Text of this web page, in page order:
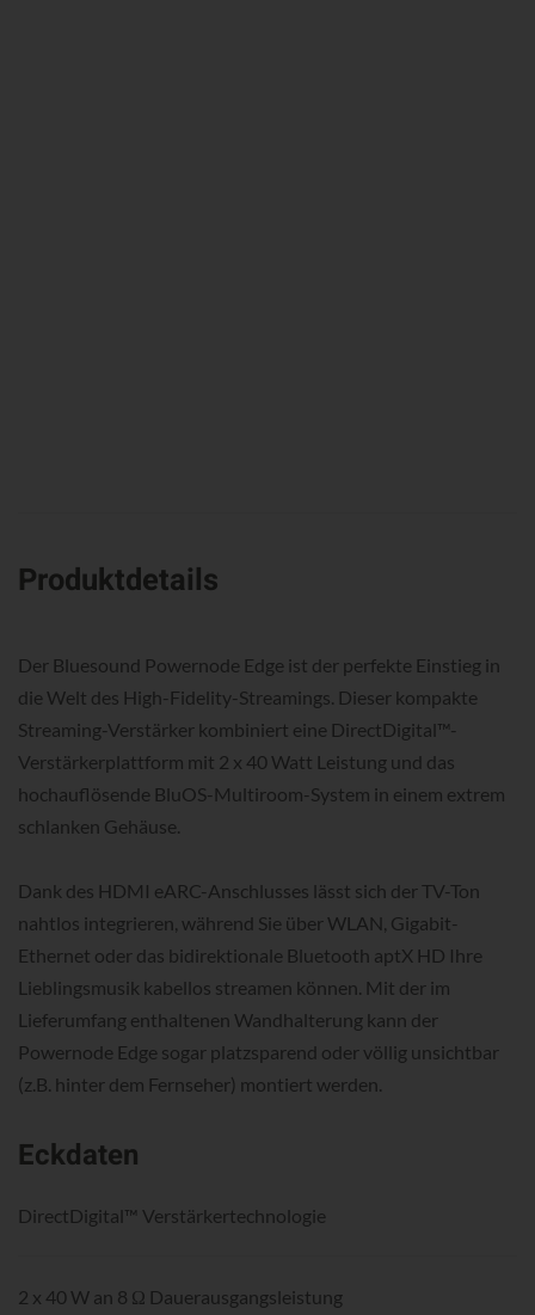
Produktdetails
Der Bluesound Powernode Edge ist der perfekte Einstieg in
die Welt des High-Fidelity-Streamings. Dieser kompakte
Streaming-Verstärker kombiniert eine DirectDigital™-
Verstärkerplattform mit 2 x 40 Watt Leistung und das
hochauflösende BluOS-Multiroom-System in einem extrem
schlanken Gehäuse.
Dank des HDMI eARC-Anschlusses lässt sich der TV-Ton
nahtlos integrieren, während Sie über WLAN, Gigabit-
Ethernet oder das bidirektionale Bluetooth aptX HD Ihre
Lieblingsmusik kabellos streamen können. Mit der im
Lieferumfang enthaltenen Wandhalterung kann der
Powernode Edge sogar platzsparend oder völlig unsichtbar
(z.B. hinter dem Fernseher) montiert werden.
Eckdaten
DirectDigital™ Verstärkertechnologie
2 x 40 W an 8 Ω Dauerausgangsleistung